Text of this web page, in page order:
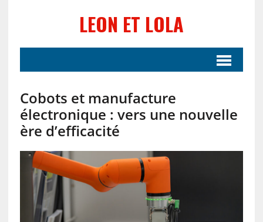
LEON ET LOLA
Cobots et manufacture
électronique : vers une nouvelle
ère d’efficacité